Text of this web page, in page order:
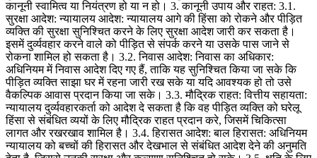
कानूनी स्वामित्व या नियंत्रण हो या न हो। 3. कानूनी उपाय और राहत: 3.1.
सुरक्षा आदेश: न्यायालय आदेश: न्यायालय आगे की हिंसा को रोकने और पीड़ित
व्यक्ति की सुरक्षा सुनिश्चित करने के लिए सुरक्षा आदेश जारी कर सकता है।
इसमें दुर्व्यवहार करने वाले को पीड़ित से संपर्क करने या उसके पास जाने से
रोकना शामिल हो सकता है। 3.2. निवास आदेश: निवास का अधिकार:
अधिनियम में निवास आदेश दिए गए हैं, ताकि यह सुनिश्चित किया जा सके कि
पीड़ित व्यक्ति साझा घर में रहना जारी रख सके या यदि आवश्यक हो तो उसे
वैकल्पिक आवास प्रदान किया जा सके। 3.3. मौद्रिक राहत: वित्तीय सहायता:
न्यायालय दुर्व्यवहारकर्ता को आदेश दे सकता है कि वह पीड़ित व्यक्ति को घरेलू
हिंसा से संबंधित व्ययों के लिए मौद्रिक राहत प्रदान करे, जिसमें चिकित्सा
लागत और रखरखाव शामिल है। 3.4. हिरासत आदेश: बाल हिरासत: अधिनियम
न्यायालय को बच्चों की हिरासत और देखभाल से संबंधित आदेश देने की अनुमति